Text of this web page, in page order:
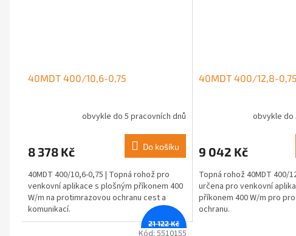
40MDT 400/10,6-0,75
obvykle do 5 pracovních dnů
8 378 Kč Do košíku
40MDT 400/10,6-0,75 | Topná rohož pro
venkovní aplikace s plošným příkonem 400
W/m na protimrazovou ochranu cest a
komunikací.
40MDT 400/12,8-0,75
obvykle do
9 042 Kč
Topná rohož 40MDT 400/
určena pro venkovní
příkonem 400 W/m pro
ochranu.
21 122 Kč
–12 %